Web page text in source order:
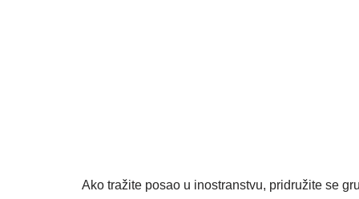
Ako tražite posao u inostranstvu, pridružite se